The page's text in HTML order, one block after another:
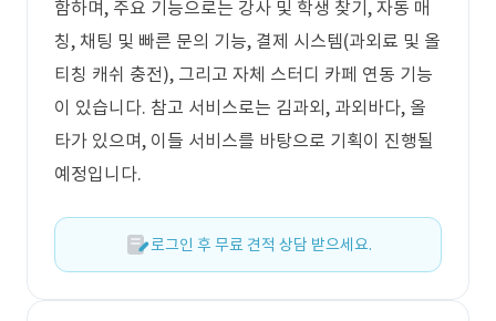
함하며, 주요 기능으로는 강사 및 학생 찾기, 자동 매
칭, 채팅 및 빠른 문의 기능, 결제 시스템(과외료 및 올
티칭 캐쉬 충전), 그리고 자체 스터디 카페 연동 기능
이 있습니다. 참고 서비스로는 김과외, 과외바다, 올
타가 있으며, 이들 서비스를 바탕으로 기획이 진행될
예정입니다.
로그인 후 무료 견적 상담 받으세요.